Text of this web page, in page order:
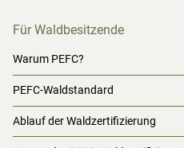
Für Waldbesitzende
Warum PEFC?
PEFC-Waldstandard
Ablauf der Waldzertifizierung